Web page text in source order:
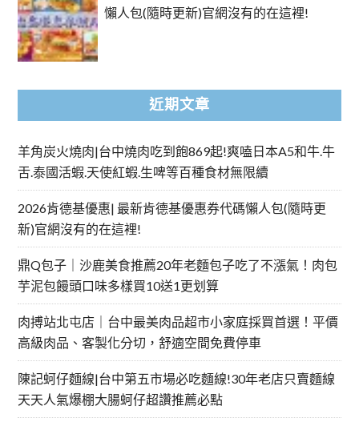
懶人包(隨時更新)官網沒有的在這裡!
近期文章
羊角炭火燒肉|台中燒肉吃到飽869起!爽嗑日本A5和牛.牛
舌.泰國活蝦.天使紅蝦.生啤等百種食材無限續
2026肯德基優惠| 最新肯德基優惠券代碼懶人包(隨時更
新)官網沒有的在這裡!
鼎Q包子｜沙鹿美食推薦20年老麵包子吃了不漲氣！肉包
芋泥包饅頭口味多樣買10送1更划算
肉搏站北屯店｜台中最美肉品超市小家庭採買首選！平價
高級肉品、客製化分切，舒適空間免費停車
陳記蚵仔麵線|台中第五市場必吃麵線!30年老店只賣麵線
天天人氣爆棚大腸蚵仔超讚推薦必點